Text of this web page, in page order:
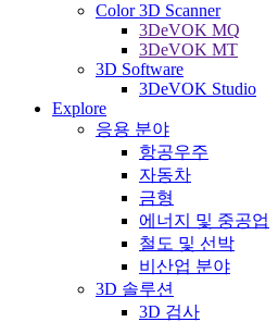
Color 3D Scanner
3DeVOK MQ
3DeVOK MT
3D Software
3DeVOK Studio
Explore
응용 분야
항공우주
자동차
금형
에너지 및 중공업
철도 및 선박
비산업 분야
3D 솔루션
3D 검사